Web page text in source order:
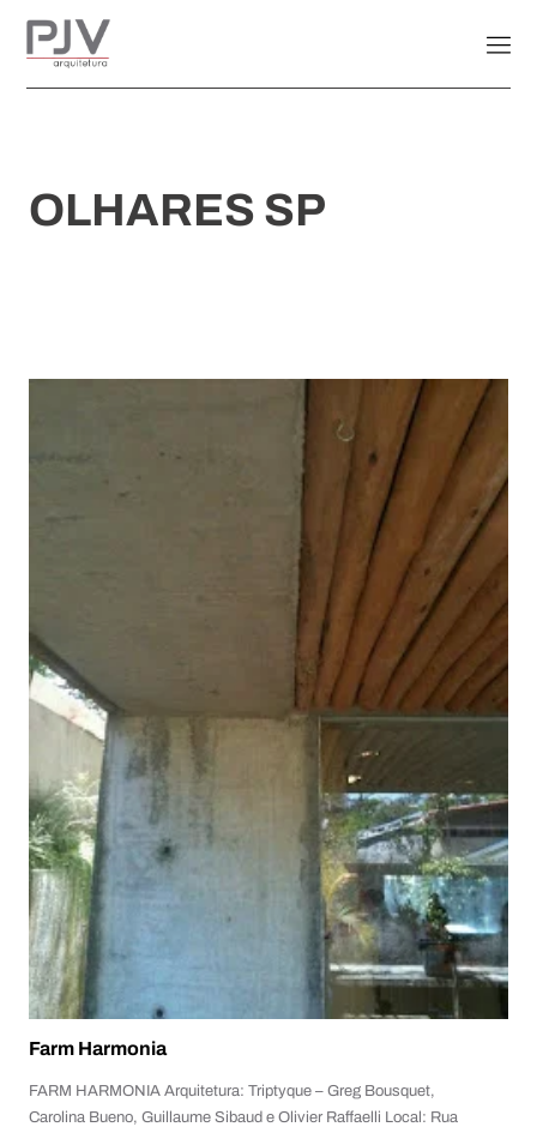
OLHARES SP
Farm Harmonia
FARM HARMONIA Arquitetura: Triptyque – Greg Bousquet,
Carolina Bueno, Guillaume Sibaud e Olivier Raffaelli Local: Rua